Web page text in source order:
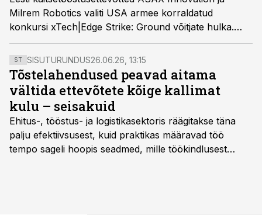
Milrem Robotics valiti USA armee korraldatud
konkursi xTech|Edge Strike: Ground võitjate hulka.
Konkursiga otsiti USA armeele sobivaid autonoomseid
maismaalahendusi.
ST SISUTURUNDUS26.06.26, 13:15
Tõstelahendused peavad aitama
vältida ettevõtete kõige kallimat
kulu – seisakuid
Ehitus-, tööstus- ja logistikasektoris räägitakse täna
palju efektiivsusest, kuid praktikas määravad töö
tempo sageli hoopis seadmed, mille töökindlusest